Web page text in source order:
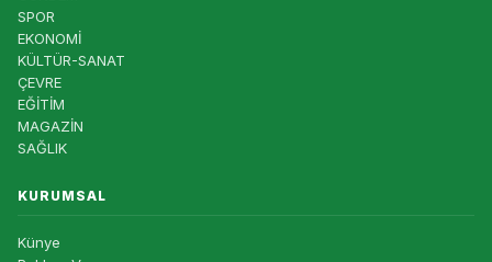
SPOR
EKONOMİ
KÜLTÜR-SANAT
ÇEVRE
EĞİTİM
MAGAZİN
SAĞLIK
KURUMSAL
Künye